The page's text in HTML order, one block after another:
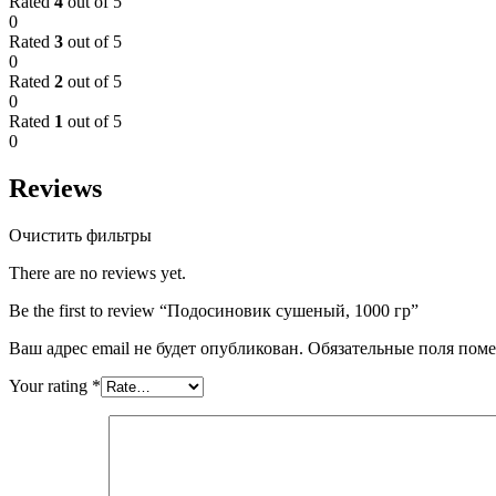
0
Rated 3 out of 5
0
Rated 2 out of 5
0
Rated 1 out of 5
0
Reviews
Очистить фильтры
There are no reviews yet.
Be the first to review “Подосиновик сушеный, 1000 гр”
Ваш адрес email не будет опубликован. Обязательные поля
Your rating *